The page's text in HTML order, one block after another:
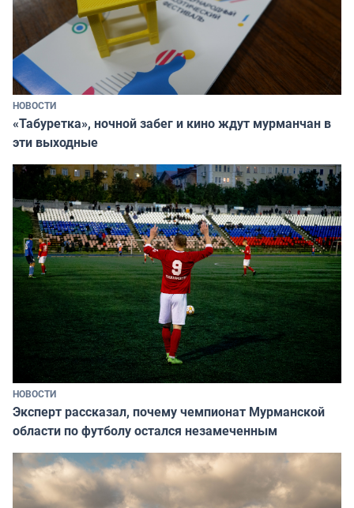
НОВОСТИ
«Табуретка», ночной забег и кино ждут мурманчан в
эти выходные
НОВОСТИ
Эксперт рассказал, почему чемпионат Мурманской
области по футболу остался незамеченным